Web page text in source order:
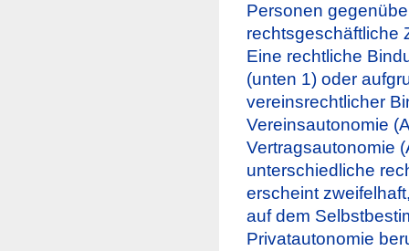
Personen
rechtsgeschäftliche
Eine rechtliche
(unten 1) oder
vereinsrechtlicher
Vereinsautonomie
Vertragsautonomie
unterschiedliche
erscheint
auf dem
Privatautonomie